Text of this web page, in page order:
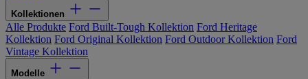
Kollektionen
Alle Produkte Ford Built-Tough Kollektion Ford Heritage
Kollektion Ford Original Kollektion Ford Outdoor Kollektion Ford
Vintage Kollektion
Modelle